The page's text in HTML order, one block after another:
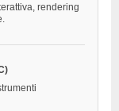
rendering